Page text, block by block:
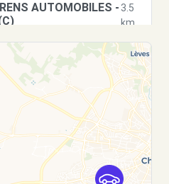
AUTOMOBILES - 3.5
km
- Parc EUROVAL
28630
AUTOMOBILES -
3.5
km
- PARC EUROVAL